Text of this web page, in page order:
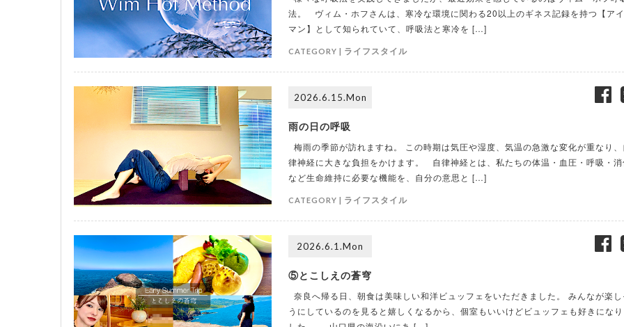
法。 ヴィム・ホフさんは、寒冷な環境に関わる20以上のギネス記録を持つ【ア
マン】として知られていて、呼吸法と寒冷を […]
CATEGORY | ライフスタイル
2026.6.15.Mon
雨の日の呼吸
梅雨の季節が訪れますね。 この時期は気圧や湿度、気温の急激な変化が重なり、
律神経に大きな負担をかけます。 自律神経とは、私たちの体温・血圧・呼吸・消
など生命維持に必要な機能を、自分の意思と […]
CATEGORY | ライフスタイル
2026.6.1.Mon
⑤とこしえの蒼穹
奈良へ帰る日、朝食は美味しい和洋ビュッフェをいただきました。 みんなが楽し
うにしているのを見ると嬉しくなるから、個室もいいけどビュッフェも好きになり